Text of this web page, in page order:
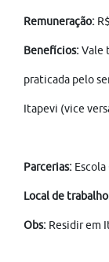
Remuneração:
Benefícios:Vale
praticada pelo
Itapevi (vice
Parcerias:
Local de
Obs: Residir em